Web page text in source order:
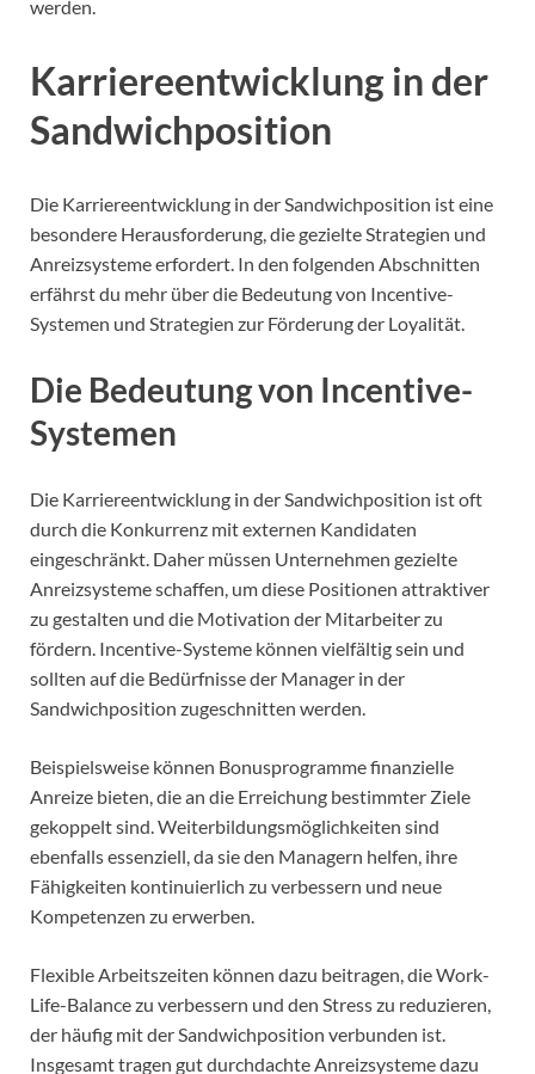
werden.
Karriereentwicklung in der
Sandwichposition
Die Karriereentwicklung in der Sandwichposition ist eine
besondere Herausforderung, die gezielte Strategien und
Anreizsysteme erfordert. In den folgenden Abschnitten
erfährst du mehr über die Bedeutung von Incentive-
Systemen und Strategien zur Förderung der Loyalität.
Die Bedeutung von Incentive-
Systemen
Die Karriereentwicklung in der Sandwichposition ist oft
durch die Konkurrenz mit externen Kandidaten
eingeschränkt. Daher müssen Unternehmen gezielte
Anreizsysteme schaffen, um diese Positionen attraktiver
zu gestalten und die Motivation der Mitarbeiter zu
fördern. Incentive-Systeme können vielfältig sein und
sollten auf die Bedürfnisse der Manager in der
Sandwichposition zugeschnitten werden.
Beispielsweise können Bonusprogramme finanzielle
Anreize bieten, die an die Erreichung bestimmter Ziele
gekoppelt sind. Weiterbildungsmöglichkeiten sind
ebenfalls essenziell, da sie den Managern helfen, ihre
Fähigkeiten kontinuierlich zu verbessern und neue
Kompetenzen zu erwerben.
Flexible Arbeitszeiten können dazu beitragen, die Work-
Life-Balance zu verbessern und den Stress zu reduzieren,
der häufig mit der Sandwichposition verbunden ist.
Insgesamt tragen gut durchdachte Anreizsysteme dazu